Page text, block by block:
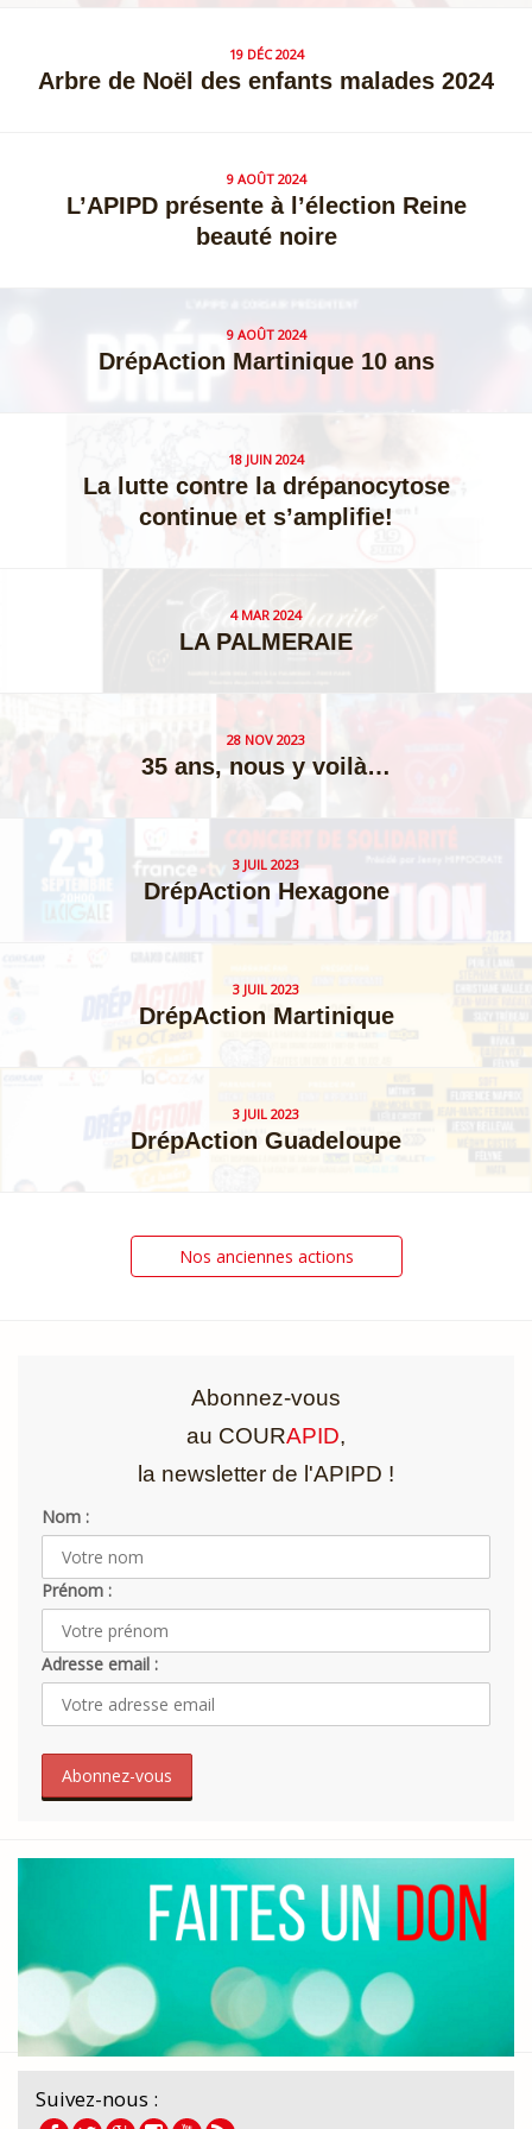
19 DÉC 2024
Arbre de Noël des enfants malades 2024
9 AOÛT 2024
L’APIPD présente à l’élection Reine
beauté noire
9 AOÛT 2024
DrépAction Martinique 10 ans
18 JUIN 2024
La lutte contre la drépanocytose
continue et s’amplifie!
4 MAR 2024
LA PALMERAIE
28 NOV 2023
35 ans, nous y voilà…
3 JUIL 2023
DrépAction Hexagone
3 JUIL 2023
DrépAction Martinique
3 JUIL 2023
DrépAction Guadeloupe
Nos anciennes actions
Abonnez-vous
au COURAPID,
la newsletter de l'APIPD !
Nom :
Prénom :
Adresse email :
Suivez-nous :